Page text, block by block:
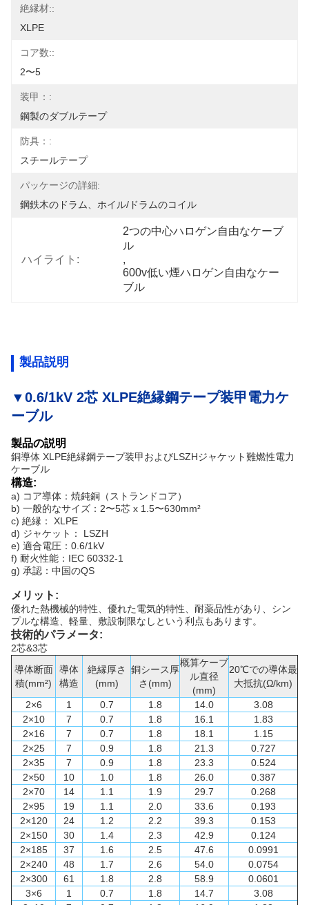
絶縁材::
XLPE
コア数::
2〜5
装甲：:
鋼製のダブルテープ
防具：:
スチールテープ
パッケージの詳細:
鋼鉄木のドラム、ホイル/ドラムのコイル
ハイライト:
2つの中心ハロゲン自由なケーブ
ル
,
600v低い煙ハロゲン自由なケー
ブル
製品説明
▼0.6/1kV 2芯 XLPE絶縁鋼テープ装甲電力ケ
ーブル
製品の説明
銅導体 XLPE絶縁鋼テープ装甲およびLSZHジャケット難燃性電力
ケーブル
構造:
a) コア導体：焼鈍銅（ストランドコア）
b) 一般的なサイズ：2〜5芯 x 1.5〜630mm²
c) 絶縁： XLPE
d) ジャケット： LSZH
e) 適合電圧：0.6/1kV
f) 耐火性能：IEC 60332-1
g) 承認：中国のQS
メリット:
優れた熱機械的特性、優れた電気的特性、耐薬品性があり、シン
プルな構造、軽量、敷設制限なしという利点もあります。
技術的パラメータ:
2芯&3芯
導体断面
積(mm²)
導体
構造
絶縁厚さ
(mm)
銅シース厚
さ(mm)
概算ケーブ
ル直径
(mm)
20℃での導体最
大抵抗(Ω/km)
2×6
1 0.7 1.8 14.0
3.08
2×10
7 0.7 1.8 16.1
1.83
2×16
7 0.7 1.8 18.1
1.15
2×25
7 0.9 1.8 21.3
0.727
2×35
7 0.9 1.8 23.3
0.524
2×50
10 1.0 1.8 26.0
0.387
2×70
14 1.1 1.9 29.7
0.268
2×95
19 1.1 2.0 33.6
0.193
2×120
24 1.2 2.2 39.3
0.153
2×150
30 1.4 2.3 42.9
0.124
2×185
37 1.6 2.5 47.6
0.0991
2×240
48 1.7 2.6 54.0
0.0754
2×300
61 1.8 2.8 58.9
0.0601
3×6
1 0.7 1.8 14.7
3.08